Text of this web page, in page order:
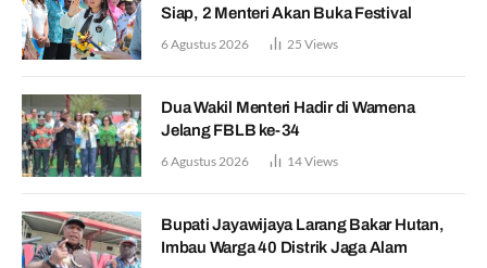
Siap, 2 Menteri Akan Buka Festival
6 Agustus 2026 25 Views
Dua Wakil Menteri Hadir di Wamena
Jelang FBLB ke-34
6 Agustus 2026 14Views
Bupati Jayawijaya Larang Bakar Hutan,
Imbau Warga 40 Distrik Jaga Alam